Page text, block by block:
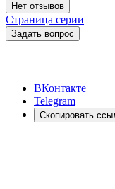
Нет отзывов
Страница серии
Задать вопрос
ВКонтакте
Telegram
Скопировать